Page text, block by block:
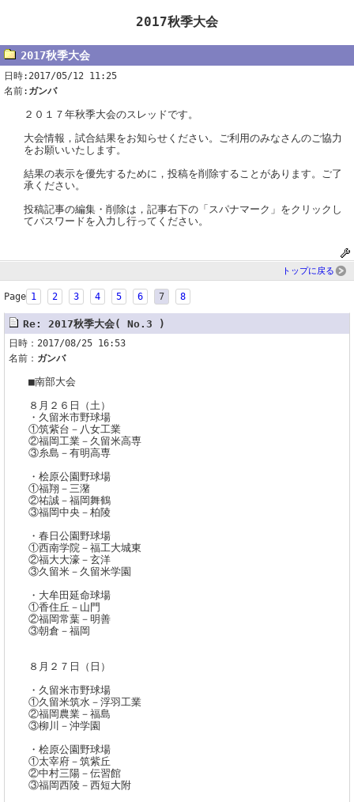
2017秋季大会
2017秋季大会
日時:2017/05/12 11:25
名前: ガンバ
２０１７年秋季大会のスレッドです。
大会情報，試合結果をお知らせください。ご利用のみなさんのご協力
をお願いいたします。
結果の表示を優先するために，投稿を削除することがあります。ご了
承ください。
投稿記事の編集・削除は，記事右下の「スパナマーク」をクリックし
てパスワードを入力し行ってください。
トップに戻る
Page 1 2 3 4 5 6 7 8
Re: 2017秋季大会( No.3 )
日時：2017/08/25 16:53
名前： ガンバ
■南部大会
８月２６日（土）
・久留米市野球場
①筑紫台－八女工業
②福岡工業－久留米高専
③糸島－有明高専
・桧原公園野球場
①福翔－三潴
②祐誠－福岡舞鶴
③福岡中央－柏陵
・春日公園野球場
①西南学院－福工大城東
②福大大濠－玄洋
③久留米－久留米学園
・大牟田延命球場
①香住丘－山門
②福岡常葉－明善
③朝倉－福岡
８月２７日（日）
・久留米市野球場
①久留米筑水－浮羽工業
②福岡農業－福島
③柳川－沖学園
・桧原公園野球場
①太宰府－筑紫丘
②中村三陽－伝習館
③福岡西陵－西短大附